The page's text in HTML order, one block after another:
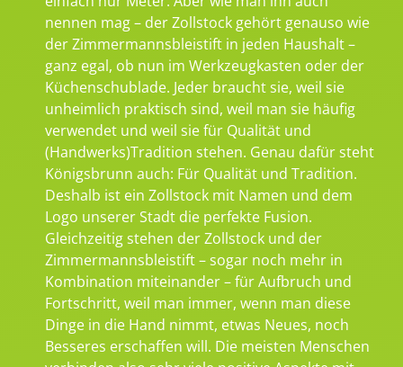
nennen mag – der Zollstock gehört genauso wie
der Zimmermannsbleistift in jeden Haushalt –
ganz egal, ob nun im Werkzeugkasten oder der
Küchenschublade. Jeder braucht sie, weil sie
unheimlich praktisch sind, weil man sie häufig
verwendet und weil sie für Qualität und
(Handwerks)Tradition stehen. Genau dafür steht
Königsbrunn auch: Für Qualität und Tradition.
Deshalb ist ein Zollstock mit Namen und dem
Logo unserer Stadt die perfekte Fusion.
Gleichzeitig stehen der Zollstock und der
Zimmermannsbleistift – sogar noch mehr in
Kombination miteinander – für Aufbruch und
Fortschritt, weil man immer, wenn man diese
Dinge in die Hand nimmt, etwas Neues, noch
Besseres erschaffen will. Die meisten Menschen